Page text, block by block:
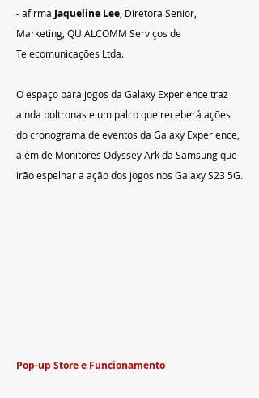
- afirma Jaqueline Lee, Diretora Senior,
Marketing, QU ALCOMM Serviços de
Telecomunicações Ltda.
O espaço para jogos da Galaxy Experience traz
ainda poltronas e um palco que receberá ações
do cronograma de eventos da Galaxy Experience,
além de Monitores Odyssey Ark da Samsung que
irão espelhar a ação dos jogos nos Galaxy S23 5G.
Pop-up Store e Funcionamento